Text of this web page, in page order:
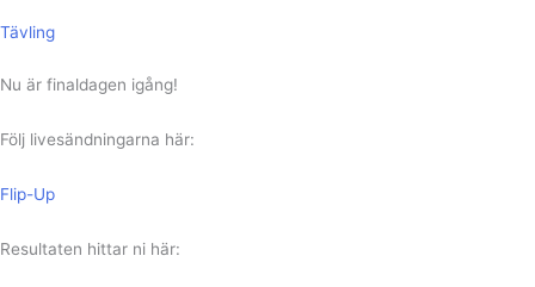
Tävling
Nu är finaldagen igång!
Följ livesändningarna här:
Flip-Up
Resultaten hittar ni här: